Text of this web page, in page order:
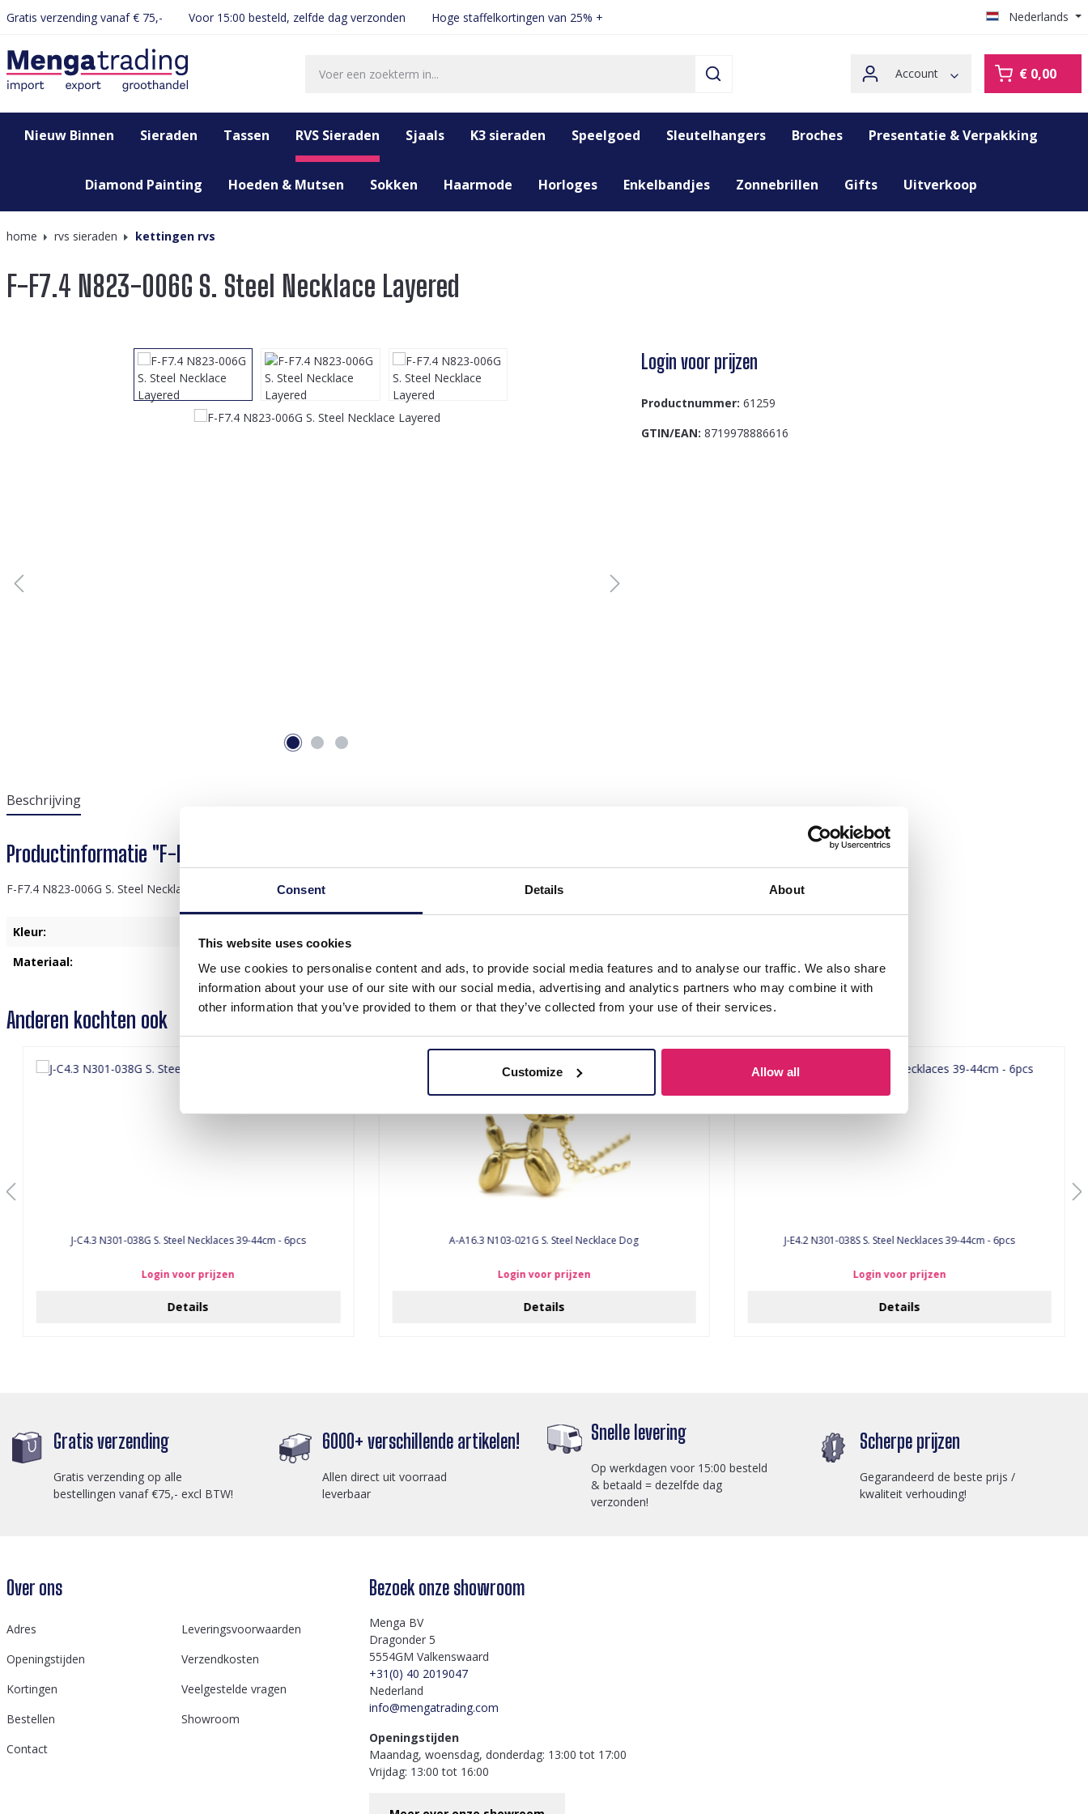
Consent Details About
This website uses cookies
We use cookies to personalise content and ads, to provide social media features and to analyse our traffic. We also share
information about your use of our site with our social media, advertising and analytics partners who may combine it with
other information that you’ve provided to them or that they’ve collected from your use of their services.
Customize Allow all
Ga naar de hoofdnavigatie
Gratis verzending vanaf € 75,- Voor 15:00 besteld, zelfde dag verzonden Hoge staffelkortingen van 25% + Nederlands
Account € 0,00
Nieuw Binnen Sieraden Tassen RVS Sieraden Sjaals K3 sieraden Speelgoed Sleutelhangers Broches Presentatie & Verpakking
Diamond Painting Hoeden & Mutsen Sokken Haarmode Horloges Enkelbandjes Zonnebrillen Gifts Uitverkoop
home rvs sieraden kettingen rvs
F-F7.4 N823-006G S. Steel Necklace Layered
Afbeeldingengalerij overslaan Login voor prijzen
Productnummer: 61259
GTIN/EAN: 8719978886616
Beschrijving
Productinformatie "F-F7.4 N823-006G S. Steel Necklace Layered"
F-F7.4 N823-006G S. Steel Necklace Layered
Kleur:
Materiaal:
Roestvrij Staal
Anderen kochten ook
J-C4.3 N301-038G S. Steel Necklaces 39-44cm - 6pcs
Login voor prijzen
Details
A-A16.3 N103-021G S. Steel Necklace Dog
Login voor prijzen
Details
J-E4.2 N301-038S S. Steel Necklaces 39-44cm - 6pcs
Login voor prijzen
Details
Gratis verzending
Gratis verzending op alle
bestellingen vanaf €75,- excl BTW!
6000+ verschillende artikelen!
Allen direct uit voorraad
leverbaar
Snelle levering
Op werkdagen voor 15:00 besteld
& betaald = dezelfde dag
verzonden!
Scherpe prijzen
Gegarandeerd de beste prijs /
kwaliteit verhouding!
Over ons
Adres
Leveringsvoorwaarden
Openingstijden
Verzendkosten
Kortingen
Veelgestelde vragen
Bestellen
Showroom
Contact
Bezoek onze showroom
Menga BV
Dragonder 5
5554GM Valkenswaard
+31(0) 40 2019047
Nederland
info@mengatrading.com
Openingstijden
Maandag, woensdag, donderdag: 13:00 tot 17:00
Vrijdag: 13:00 tot 16:00